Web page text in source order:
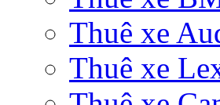
Thuê xe
Thuê xe